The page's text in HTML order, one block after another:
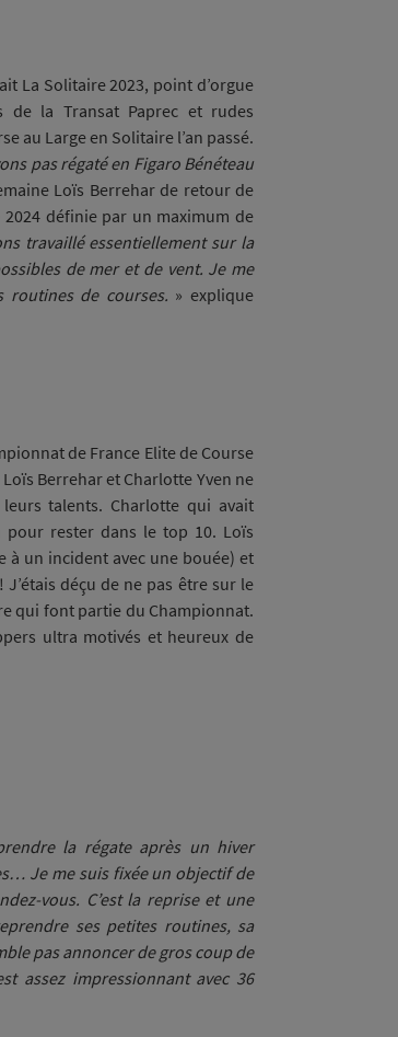
La Solitaire 2023, point d’orgue
de la Transat Paprec et rudes
au Large en Solitaire l’an passé.
pas régaté en Figaro Bénéteau
Loïs Berrehar de retour de
définie par un maximum de
travaillé essentiellement sur la
de mer et de vent. Je me
routines de courses. » explique
de France Elite de Course
Berrehar et Charlotte Yven ne
talents. Charlotte qui avait
pour rester dans le top 10. Loïs
à un incident avec une bouée) et
déçu de ne pas être sur le
qui font partie du Championnat.
ultra motivés et heureux de
la régate après un hiver
Je me suis fixée un objectif de
vous. C’est la reprise et une
ses petites routines, sa
pas annoncer de gros coup de
assez impressionnant avec 36